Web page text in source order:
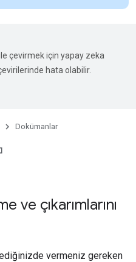
çevirmek için yapay zeka
hata olabilir.
Dokümanlar
ve çıkarımlarını
vermeniz gereken